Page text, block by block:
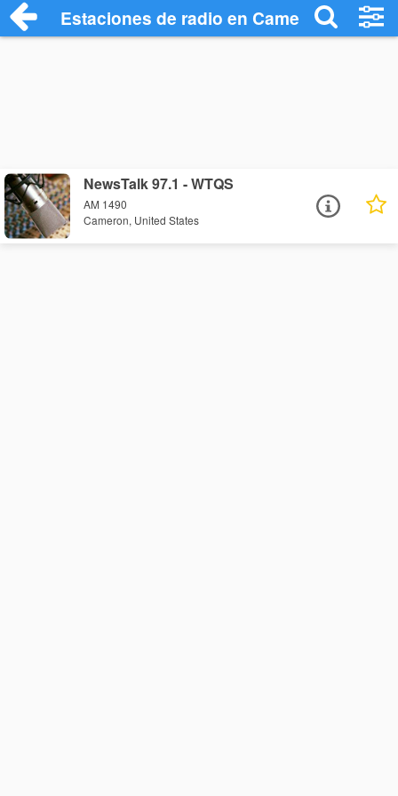
Estaciones de radio en Cameron -
NewsTalk 97.1 - WTQS
AM 1490
Cameron, United States